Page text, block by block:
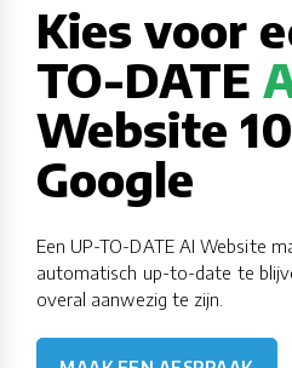
Kies voor
TO-DATE
Website
Google
Een UP-TO-DATE AI Website
automatisch up-to-date te
overal aanwezig te zijn.